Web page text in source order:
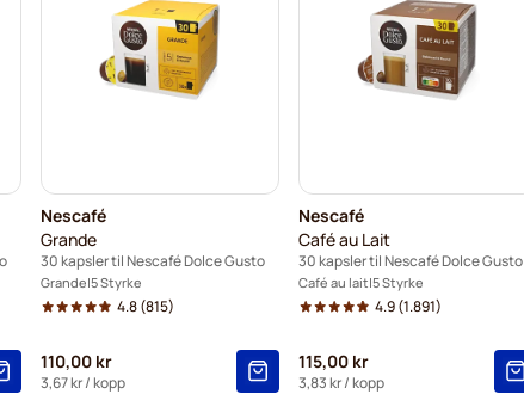
Nescafé
Grande
30 kapsler til Nescafé Dolce Gusto
Grande 5 Styrke
4.8(815)
110,00 kr
3,67 kr/ kopp
Nescafé
Café au Lait
30 kapsler til Nescafé Dolce Gusto
Café au lait 5 Styrke
4.9(1.891)
115,00 kr
3,83 kr/ kopp